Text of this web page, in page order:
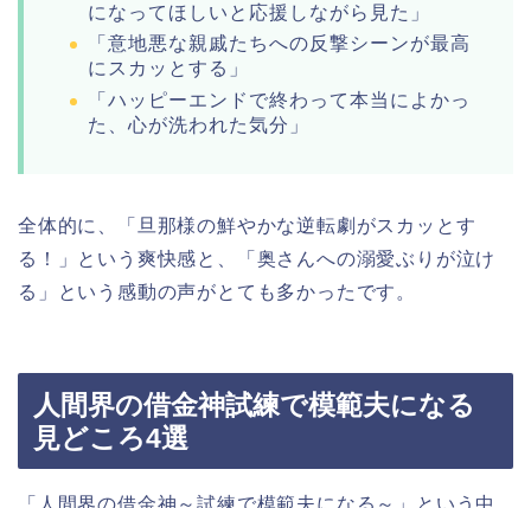
になってほしいと応援しながら見た」
「意地悪な親戚たちへの反撃シーンが最高
にスカッとする」
「ハッピーエンドで終わって本当によかっ
た、心が洗われた気分」
全体的に、「旦那様の鮮やかな逆転劇がスカッとす
る！」という爽快感と、「奥さんへの溺愛ぶりが泣け
る」という感動の声がとても多かったです。
人間界の借金神試練で模範夫になる
見どころ4選